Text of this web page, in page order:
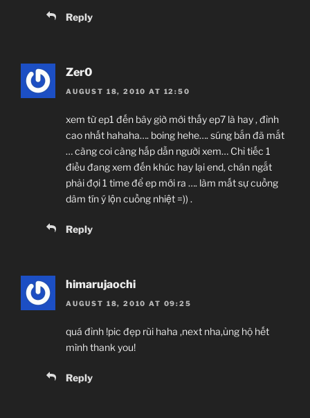
Reply
Zer0
AUGUST 18, 2010 AT 12:50
xem từ ep1 đến bây giờ mới thấy ep7 là hay , đỉnh
cao nhất hahaha…. boing hehe…. súng bắn đã mắt
… càng coi càng hấp dẫn người xem… Chỉ tiếc 1
điều đang xem đến khúc hay lại end, chán ngắt
phải đợi 1 time để ep mới ra …. làm mất sự cuồng
dâm tín ý lộn cuồng nhiệt =)) .
Reply
himarujaochi
AUGUST 18, 2010 AT 09:25
quá đỉnh !pic đẹp rùi haha ,next nha,ủng hộ hết
mình thank you!
Reply